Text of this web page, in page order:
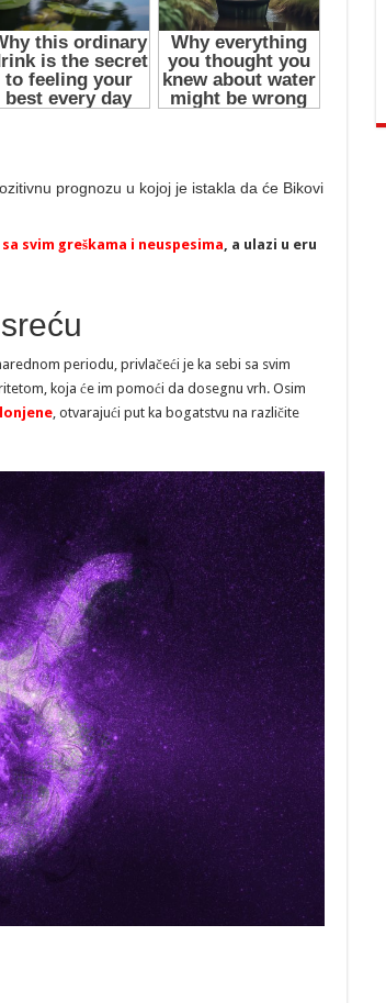
prognozu u kojoj je istakla da će Bikovi
svim greškama i neuspesima , a ulazi u eru
periodu, privlačeći je ka sebi sa svim
koja će im pomoći da dosegnu vrh. Osim
, otvarajući put ka bogatstvu na različite